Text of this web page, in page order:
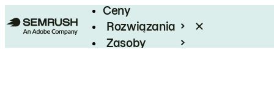
Ceny
Rozwiązania
Zasoby